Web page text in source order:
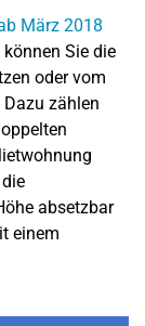
Sie die
oder vom
zählen
absetzbar
einem